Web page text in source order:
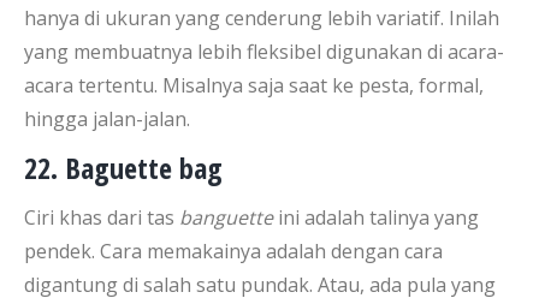
hanya di ukuran yang cenderung lebih variatif. Inilah
yang membuatnya lebih fleksibel digunakan di acara-
acara tertentu. Misalnya saja saat ke pesta, formal,
hingga jalan-jalan.
22. Baguette bag
Ciri khas dari tas banguetteini adalah talinya yang
pendek. Cara memakainya adalah dengan cara
digantung di salah satu pundak. Atau, ada pula yang